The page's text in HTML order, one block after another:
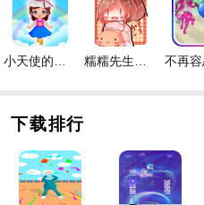
手游体验
1、还有很多路要走，每条
样。
每次都应该注意选择，这样
理安排，以便更容易突破包
手游回顾
小天使的冒险手游 糯糯先生的面包店手游
下载排行